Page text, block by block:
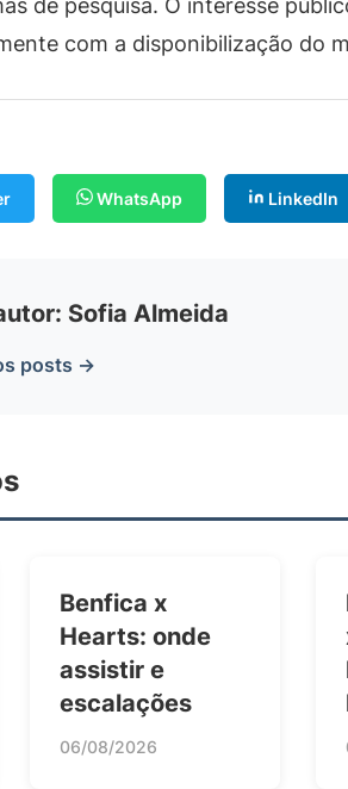
de pesquisa. O interesse
com a disponibilização do
WhatsApp LinkedIn
Sofia Almeida
posts →
Benfica x
Hearts: onde
assistir e
escalações
06/08/2026